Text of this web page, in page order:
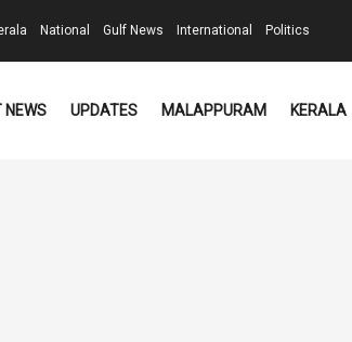
National Gulf News International Politics
NEWS UPDATES MALAPPURAM KERALA